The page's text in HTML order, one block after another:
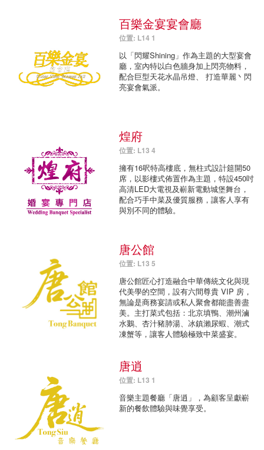
百樂金宴宴會廳
位置: L14 1
以「閃耀Shining」作為主題的大型宴會
廳，室內特以白色牆身加上閃亮物料，
配合巨型天花水晶吊燈、 打造華麗丶閃
亮宴會氣派。
煌府
位置: L13 4
擁有16呎特高樓底，無柱式設計筵開50
席，以影樓式佈置作為主題，特設450吋
高清LED大電視及嶄新電動城堡舞台，
配合巧手中菜及優質服務，讓客人享有
與別不同的體驗。
唐公館
位置: L13 5
唐公館匠心打造融合中華傳統文化與現
代美學的空間，設有六間尊貴 VIP 房，
無論是商務宴請或私人聚會都能盡善盡
美。主打菜式包括：北京填鴨、潮州滷
水鵝、杏汁豬肺湯、冰鎮瀨尿蝦、潮式
凍蟹等，讓客人體驗極致中菜盛宴。
唐逍
位置: L13 1
音樂主題餐廳「唐逍」，為顧客呈獻嶄
新的餐飲體驗與味覺享受。